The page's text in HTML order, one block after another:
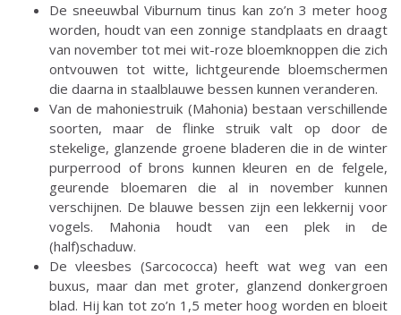
De sneeuwbal Viburnum tinus kan zo’n 3 meter hoog
worden, houdt van een zonnige standplaats en draagt
van november tot mei wit-roze bloemknoppen die zich
ontvouwen tot witte, lichtgeurende bloemschermen
die daarna in staalblauwe bessen kunnen veranderen.
Van de mahoniestruik (Mahonia) bestaan verschillende
soorten, maar de flinke struik valt op door de
stekelige, glanzende groene bladeren die in de winter
purperrood of brons kunnen kleuren en de felgele,
geurende bloemaren die al in november kunnen
verschijnen. De blauwe bessen zijn een lekkernij voor
vogels. Mahonia houdt van een plek in de
(half)schaduw.
De vleesbes (Sarcococca) heeft wat weg van een
buxus, maar dan met groter, glanzend donkergroen
blad. Hij kan tot zo’n 1,5 meter hoog worden en bloeit